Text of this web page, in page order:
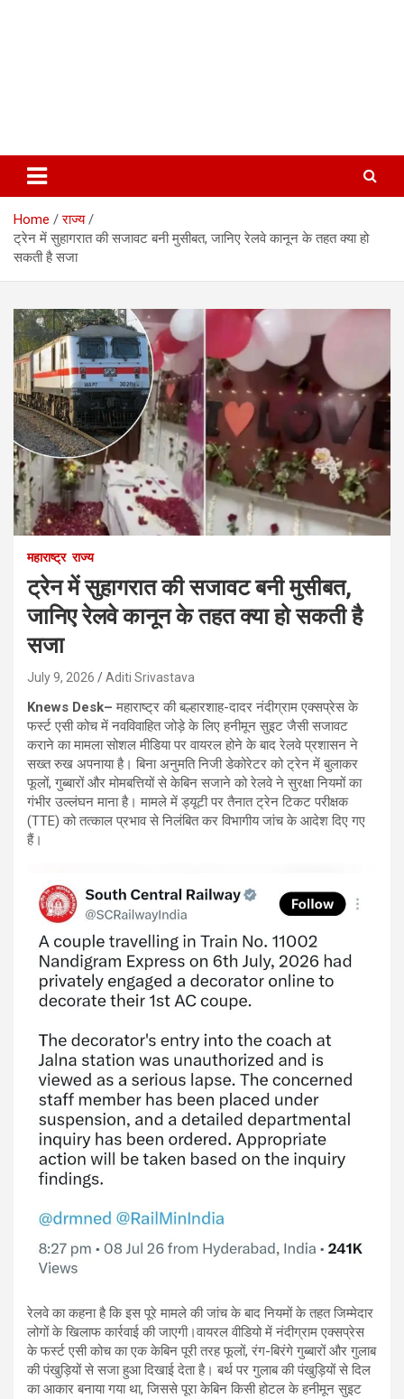
Home
राज्य
ट्रेन में सुहागरात की सजावट बनी मुसीबत, जानिए रेलवे कानून के तहत क्या हो
सकती है सजा
महाराष्ट्र राज्य
ट्रेन में सुहागरात की सजावट बनी मुसीबत,
जानिए रेलवे कानून के तहत क्या हो सकती है
सजा
July 9, 2026 Aditi Srivastava
Knews Desk– महाराष्ट्र की बल्हारशाह-दादर नंदीग्राम एक्सप्रेस के
फर्स्ट एसी कोच में नवविवाहित जोड़े के लिए हनीमून सुइट जैसी सजावट
कराने का मामला सोशल मीडिया पर वायरल होने के बाद रेलवे प्रशासन ने
सख्त रुख अपनाया है। बिना अनुमति निजी डेकोरेटर को ट्रेन में बुलाकर
फूलों, गुब्बारों और मोमबत्तियों से केबिन सजाने को रेलवे ने सुरक्षा नियमों का
गंभीर उल्लंघन माना है। मामले में ड्यूटी पर तैनात ट्रेन टिकट परीक्षक
(TTE) को तत्काल प्रभाव से निलंबित कर विभागीय जांच के आदेश दिए गए
हैं।
रेलवे का कहना है कि इस पूरे मामले की जांच के बाद नियमों के तहत जिम्मेदार
लोगों के खिलाफ कार्रवाई की जाएगी।वायरल वीडियो में नंदीग्राम एक्सप्रेस
के फर्स्ट एसी कोच का एक केबिन पूरी तरह फूलों, रंग-बिरंगे गुब्बारों और गुलाब
की पंखुड़ियों से सजा हुआ दिखाई देता है। बर्थ पर गुलाब की पंखुड़ियों से दिल
का आकार बनाया गया था, जिससे पूरा केबिन किसी होटल के हनीमून सुइट